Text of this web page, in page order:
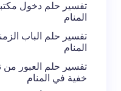
تفسير حلم دخول
المنام
تفسير حلم الباب
المنام
تفسير حلم العبور
خفية في المنام